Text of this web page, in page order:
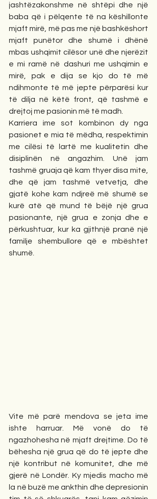
jashtëzakonshme në shtëpi dhe një
baba që i pëlqente të na këshillonte
mjaft mirë, më pas me një bashkëshort
mjaft punëtor dhe shumë i dhënë
mbas ushqimit cilësor unë dhe njerëzit
e mi ramë në dashuri me ushqimin e
mirë, pak e dija se kjo do të më
ndihmonte të më jepte përparësi kur
të dilja në këtë front, që tashmë e
drejtoj me pasionin më të madh.
Karriera ime sot kombinon dy nga
pasionet e mia të mëdha, respektimin
me cilësi të lartë me kualitetin dhe
disiplinën në angazhim. Unë jam
tashmë gruaja që kam thyer disa mite,
dhe që jam tashmë vetvetja, dhe
gjatë kohe kam ndjreë më shumë se
kurë atë që mund të bëjë një grua
pasionante, një grua e zonja dhe e
përkushtuar, kur ka gjithnjë pranë një
familje shembullore që e mbështet
shumë.
Vite më parë mendova se jeta ime
ishte harruar. Më vonë do të
ngazhohesha në mjaft drejtime. Do të
bëhesha një grua që do të jepte dhe
një kontribut në komunitet, dhe më
gjerë në Londër. Ky mjedis macho më
la në buzë me ankthin dhe depresionin